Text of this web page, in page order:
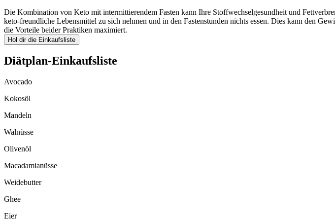
Die Kombination von Keto mit intermittierendem Fasten kann Ihre Stoffwechselgesundheit und
keto-freundliche Lebensmittel zu sich nehmen und in den Fastenstunden nichts essen. Dies kann den
die Vorteile beider Praktiken maximiert.
Hol dir die Einkaufsliste
Diätplan-Einkaufsliste
Avocado
Kokosöl
Mandeln
Walnüsse
Olivenöl
Macadamianüsse
Weidebutter
Ghee
Eier